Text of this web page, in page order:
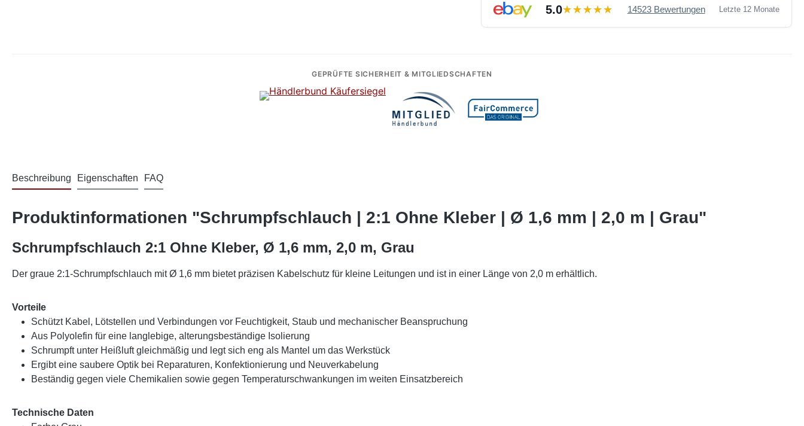
5.0 14523 Bewertungen Letzte 12 Monate
GEPRÜFTE SICHERHEIT & MITGLIEDSCHAFTEN
Beschreibung Eigenschaften FAQ
Produktinformationen "Schrumpfschlauch | 2:1 Ohne Kleber | Ø 1,6 mm | 2,0 m | Grau"
Schrumpfschlauch 2:1 Ohne Kleber, Ø 1,6 mm, 2,0 m, Grau
Der graue 2:1-Schrumpfschlauch mit Ø 1,6 mm bietet präzisen Kabelschutz für kleine Leitungen und ist in einer Länge von 2,0 m erhältlich.
Vorteile
Schützt Kabel, Lötstellen und Verbindungen vor Feuchtigkeit, Staub und mechanischer Beanspruchung
Aus Polyolefin für eine langlebige, alterungsbeständige Isolierung
Schrumpft unter Heißluft gleichmäßig und legt sich eng als Mantel um das Werkstück
Ergibt eine saubere Optik bei Reparaturen, Konfektionierung und Neuverkabelung
Beständig gegen viele Chemikalien sowie gegen Temperaturschwankungen im weiten Einsatzbereich
Technische Daten